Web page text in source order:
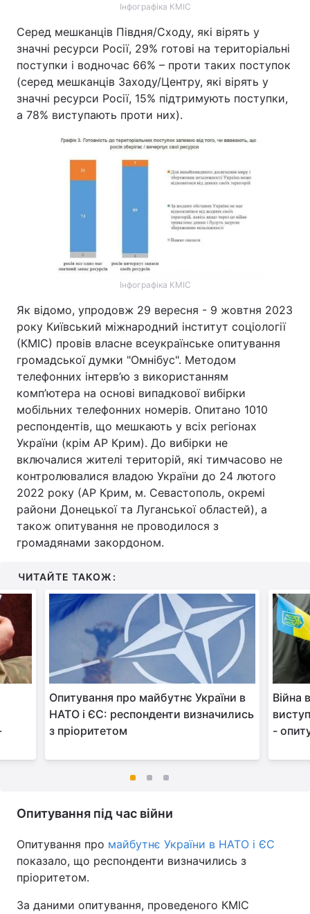
Інфографіка КМІС
Серед мешканців Півдня/Сходу, які вірять у
значні ресурси Росії, 29% готові на територіальні
поступки і водночас 66% – проти таких поступок
(серед мешканців Заходу/Центру, які вірять у
значні ресурси Росії, 15% підтримують поступки,
а 78% виступають проти них).
Інфографіка КМІС
Як відомо, упродовж 29 вересня - 9 жовтня 2023
року Київський міжнародний інститут соціології
(КМІС) провів власне всеукраїнське опитування
громадської думки "Омнібус". Методом
телефонних інтерв’ю з використанням
комп’ютера на основі випадкової вибірки
мобільних телефонних номерів. Опитано 1010
респондентів, що мешкають у всіх регіонах
України (крім АР Крим). До вибірки не
включалися жителі територій, які тимчасово не
контролювалися владою України до 24 лютого
2022 року (АР Крим, м. Севастополь, окремі
райони Донецької та Луганської областей), а
також опитування не проводилося з
громадянами закордоном.
ЧИТАЙТЕ ТАКОЖ:
Опитування про майбутнє України в
НАТО і ЄС: респонденти визначились
з пріоритетом
Війна
-
Опитування під час війни
Опитування про майбутнє України в НАТО і ЄС
показало, що респонденти визначились з
пріоритетом.
За даними опитування, проведеного КМІС